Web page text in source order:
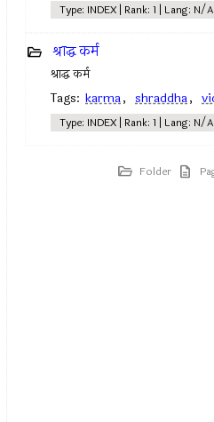
Type: INDEX | Rank: 1 | Lang: N/A
श्राद्ध कर्म
श्राद्ध कर्म
Tags: karma, shraddha,
Type: INDEX | Rank: 1 | Lang: N/A
Folder